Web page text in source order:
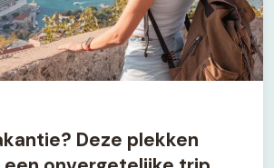
Deze plekken